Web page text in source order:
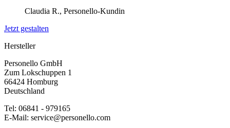
Claudia R., Personello-Kundin
Jetzt gestalten
Hersteller
Personello GmbH
Zum Lokschuppen 1
66424 Homburg
Deutschland
Tel: 06841 - 979165
E-Mail: service@personello.com